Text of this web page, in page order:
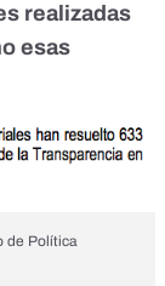
realizadas
esas
de Política